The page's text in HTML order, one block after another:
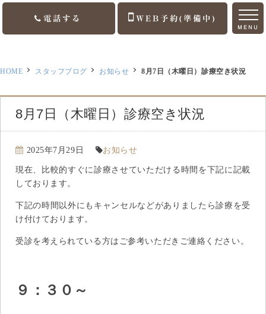
電話する WEB予約(準備中)
MENU
診療案内
医院案内
HOME スタッフブログ お知らせ 8月7日（木曜日）診療空き状況
8月7日（木曜日）診療空き状況
2025年7月29日 お知らせ
現在、比較的すぐに診療させていただける時間を下記に記載
しております。
下記の時間以外にもキャンセルなどがありましたら診療を受
け付けております。
受診を考えられている方はご参考いただきご連絡ください。
９：３０～